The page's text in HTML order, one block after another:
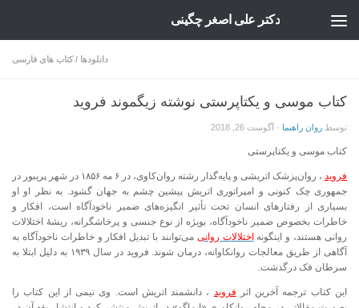
دکتر علی اصغر چگینی
دانلودها / کتاب های فارسی
کتاب موسی و یکتاپرستی نوشته زیگموند فروید
توسط روان راهنما · آگوست 26, 2018
کتاب موسی و یکتاپرستی
فروید
، روان‌پزشک اتریشی و پایه‌گذار رشته روان‌کاوی، در ۶ مه ۱۸۵۶ در شهر پریبور در
جمهوری چک کنونی و امپراتوری اتریش پیشین چشم به جهان گشود. به نظر او او
بسیاری از رفتارهای انسان تحت تأثیر انگیزه‌های ضمیر ناخودآگاه است، افکار و
خاطرات بخصوص ضمیر ناخودآگاه، بویژه از نوع جنسی و پرخاشگرانه، ریشهٔ اختلالات
روانی هستند، و اینگونهاختلالات روانی می‌توانند با تبدیل افکار و خاطرات ناخودآگاه به
آگاهی از طریق معالجات روانکاوانه، درمان شوند. فروید در سال ۱۹۳۹ به دلیل ابتلا به
سرطان فک درگذشت.
این کتاب ترجمه آخرین اثر فروید
، دانشمند اتریش است. وی نیمی از این کتاب را